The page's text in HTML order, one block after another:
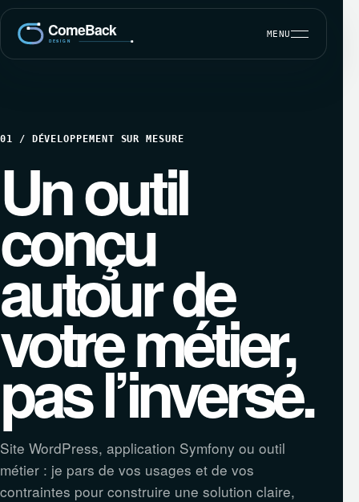
MENU
SEO ET VISIBILITÉ
CBK COMMUNICATION CLIENT
01 / DÉVELOPPEMENT SUR MESURE
Un outil
conçu
autour de
votre métier,
pas l’inverse.
Site WordPress, application Symfony ou outil
métier : je pars de vos usages et de vos
contraintes pour construire une solution claire,